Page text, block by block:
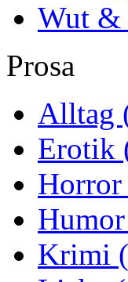
Wut &
Prosa
Alltag
Erotik
Horror
Krimi